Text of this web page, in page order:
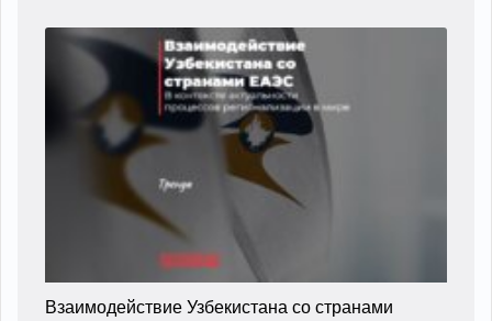
Взаимодействие Узбекистана со странами